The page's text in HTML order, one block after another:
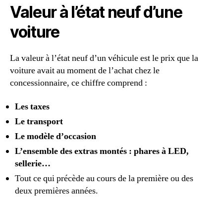
Valeur à l’état neuf d’une
voiture
La valeur à l’état neuf d’un véhicule est le prix que la
voiture avait au moment de l’achat chez le
concessionnaire, ce chiffre comprend :
Les taxes
Le transport
Le modèle d’occasion
L’ensemble des extras montés : phares à LED,
sellerie…
Tout ce qui précède au cours de la première ou des
deux premières années.